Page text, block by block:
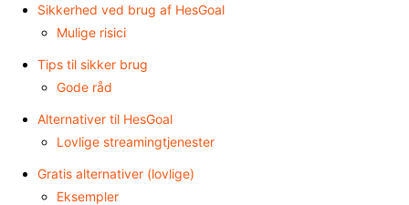
Sikkerhed ved brug af HesGoal
Mulige risici
Tips til sikker brug
Gode råd
Alternativer til HesGoal
Lovlige streamingtjenester
Gratis alternativer (lovlige)
Eksempler